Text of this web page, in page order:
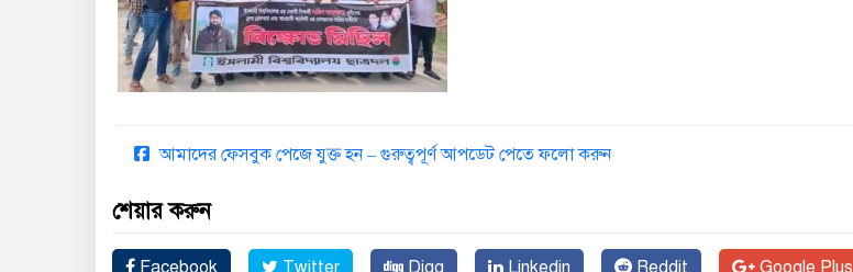
আমাদের ফেসবুক পেজে যুক্ত হন – গুরুত্বপূর্ণ আপডেট পেতে ফলো করুন
শেয়ার করুন
Facebook Twitter Digg Linkedin Reddit Google Plus